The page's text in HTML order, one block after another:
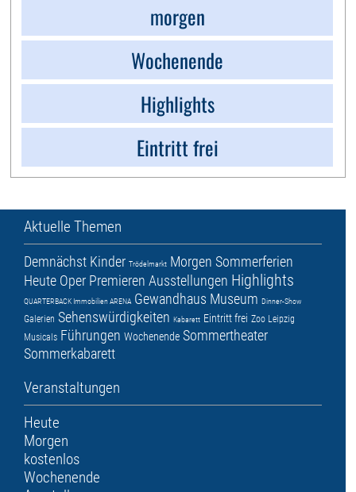
morgen
Wochenende
Highlights
Eintritt frei
Aktuelle Themen
Demnächst Kinder Trödelmarkt Morgen Sommerferien
Heute Oper Premieren Ausstellungen Highlights
QUARTERBACK Immobilien ARENA Gewandhaus Museum Dinner-Show
Galerien Sehenswürdigkeiten Kabarett Eintritt frei Zoo Leipzig
Musicals Führungen Wochenende Sommertheater
Sommerkabarett
Veranstaltungen
Heute
Morgen
kostenlos
Wochenende